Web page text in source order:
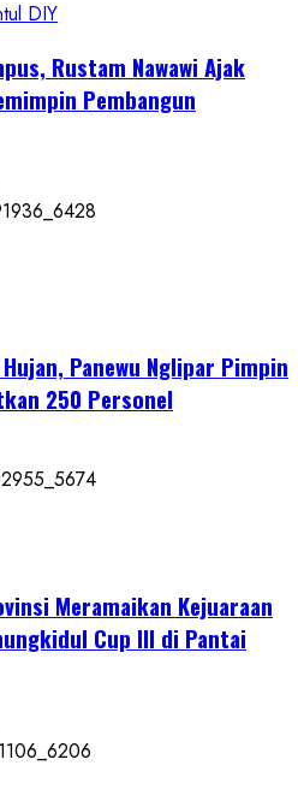
DIY
Rustam Nawawi Ajak
Pembangun
Panewu Nglipar Pimpin
250 Personel
Meramaikan Kejuaraan
Cup III di Pantai